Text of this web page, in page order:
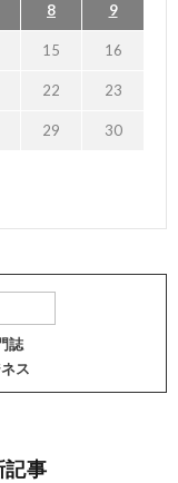
8 9
15 16
22 23
29 30
誌
ス
記事